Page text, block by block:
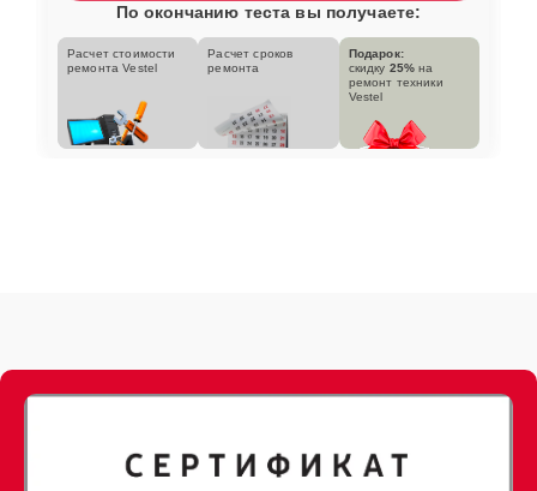
По окончанию теста вы получаете:
Расчет стоимости
ремонта Vestel
Расчет сроков
ремонта
Подарок:
скидку 25% на
ремонт техники
Vestel